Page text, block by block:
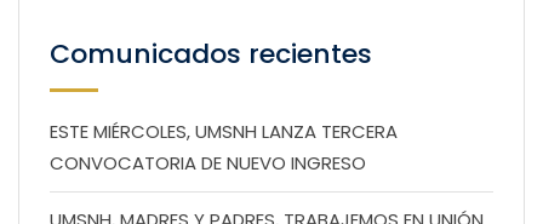
Comunicados recientes
ESTE MIÉRCOLES, UMSNH LANZA TERCERA
CONVOCATORIA DE NUEVO INGRESO